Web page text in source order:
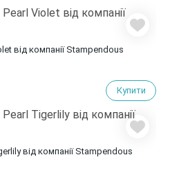
від компанії Stampendous
Купити
від компанії Stampendous